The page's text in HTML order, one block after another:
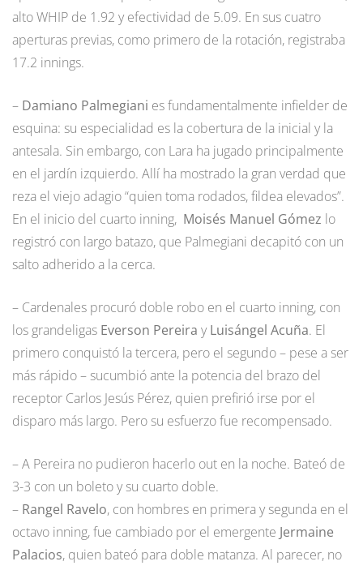
alto WHIP de 1.92 y efectividad de 5.09. En sus cuatro
aperturas previas, como primero de la rotación, registraba
17.2 innings.
– Damiano Palmegiani es fundamentalmente infielder de
esquina: su especialidad es la cobertura de la inicial y la
antesala. Sin embargo, con Lara ha jugado principalmente
en el jardín izquierdo. Allí ha mostrado la gran verdad que
reza el viejo adagio “quien toma rodados, fildea elevados”.
En el inicio del cuarto inning, Moisés Manuel Gómez lo
registró con largo batazo, que Palmegiani decapitó con un
salto adherido a la cerca.
– Cardenales procuró doble robo en el cuarto inning, con
los grandeligas Everson Pereira yLuisángel Acuña. El
primero conquistó la tercera, pero el segundo – pese a ser
más rápido – sucumbió ante la potencia del brazo del
receptor Carlos Jesús Pérez, quien prefirió irse por el
disparo más largo. Pero su esfuerzo fue recompensado.
– A Pereira no pudieron hacerlo out en la noche. Bateó de
3-3 con un boleto y su cuarto doble.
– Rangel Ravelo, con hombres en primera y segunda en el
octavo inning, fue cambiado por el emergente Jermaine
Palacios, quien bateó para doble matanza. Al parecer, no